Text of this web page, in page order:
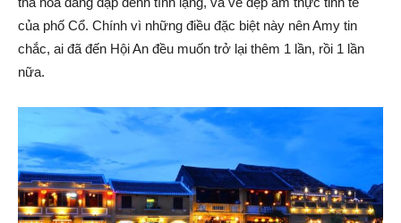
của phố Cổ. Chính vì những điều đặc biệt này nên Amy tin
chắc, ai đã đến Hội An đều muốn trở lại thêm 1 lần, rồi 1 lần
nữa.